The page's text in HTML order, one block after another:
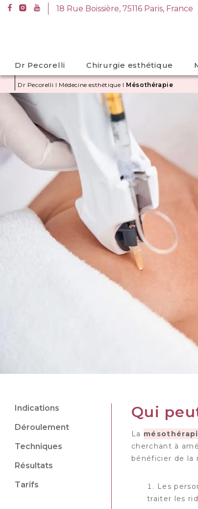
i
r
e
e
c
18 Rue Boissière, 75116 Paris, France
Dr Pecorelli Chirurgie esthétique
Dr Pecorelli I Médecine esthétique I Mésothérapie
Indications
Déroulement
Techniques
Résultats
Tarifs
Qui
La
cherchant à
bénéficier de la
Les
traiter les